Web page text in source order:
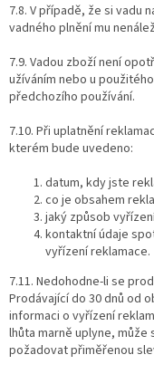
7.8. V případě, že si vadu
vadného plnění mu
7.9. Vadou zboží není
užíváním nebo u
předchozího používání.
7.10. Při uplatnění
kterém bude uvedeno:
datum, kdy jste
co je obsahem
jaký způsob
kontaktní údaje
vyřízení reklamace.
7.11. Nedohodne-li se
Prodávající do 30 dnů od
informaci o vyřízení
lhůta marně uplyne,
požadovat přiměřenou